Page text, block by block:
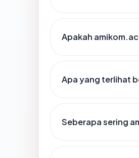
Apakah
Apa yang terlihat
Seberapa sering